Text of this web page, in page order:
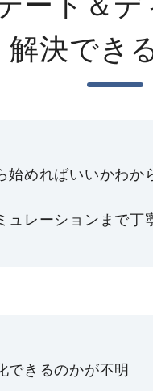
解決でき
始めればいいかわか
レーションまで丁
できるのかが不明